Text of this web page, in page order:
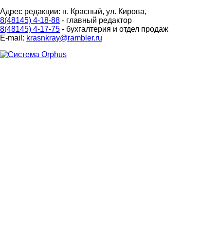
Адрес редакции: п. Красный, ул. Кирова,
8(48145) 4-18-88 - главный редактор
8(48145) 4-17-75 - бухгалтерия и отдел продаж
E-mail: krasnkray@rambler.ru